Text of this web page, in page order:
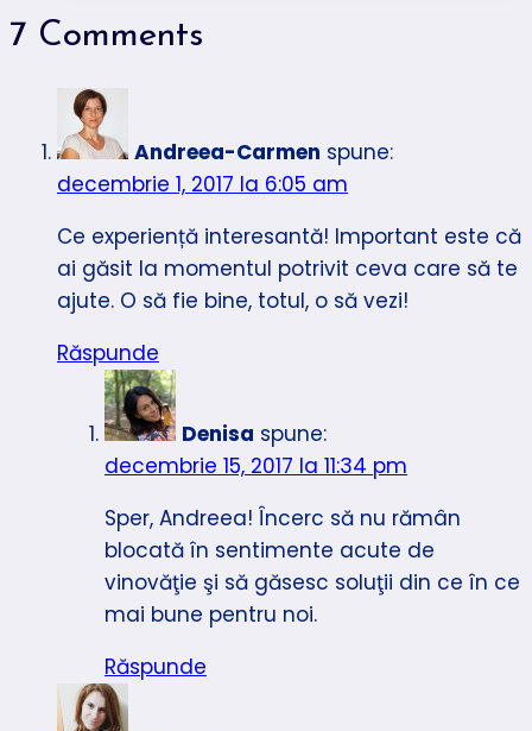
7 Comments
Andreea-Carmen spune:
decembrie 1, 2017 la 6:05 am
Ce experiență interesantă! Important este că
ai găsit la momentul potrivit ceva care să te
ajute. O să fie bine, totul, o să vezi!
Răspunde
Denisa spune:
decembrie 15, 2017 la 11:34 pm
Sper, Andreea! Încerc să nu rămân
blocată în sentimente acute de
vinovăţie şi să găsesc soluţii din ce în ce
mai bune pentru noi.
Răspunde